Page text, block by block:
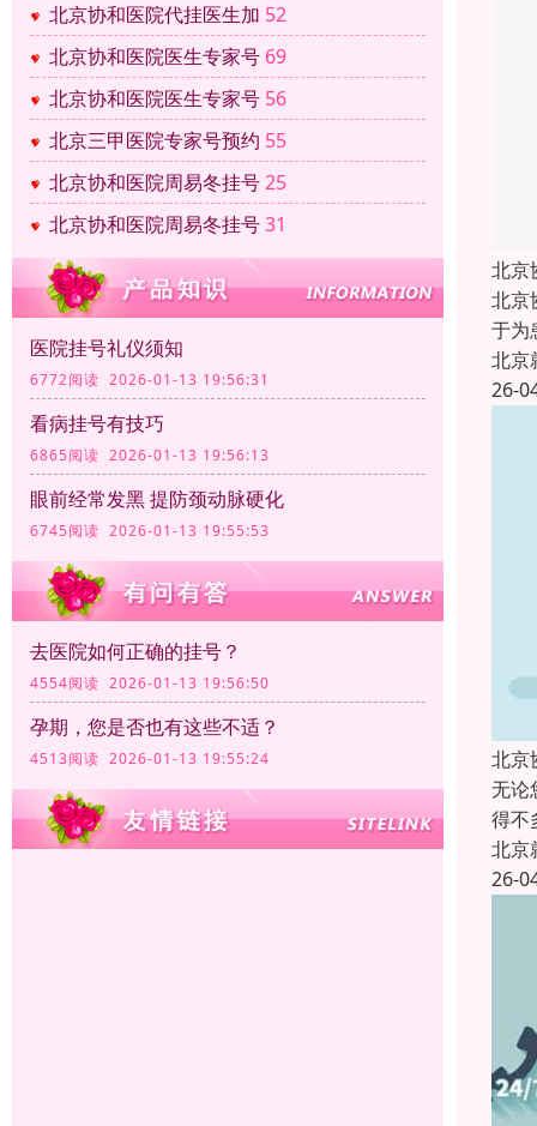
北京协和医院代挂医生加 52
北京协和医院医生专家号 69
北京协和医院医生专家号 56
北京三甲医院专家号预约 55
北京协和医院周易冬挂号25
北京协和医院周易冬挂号31
医院挂号礼仪须知
6772阅读 2026-01-13 19:56:31
看病挂号有技巧
6865阅读 2026-01-13 19:56:13
眼前经常发黑 提防颈动脉硬化
6745阅读 2026-01-13 19:55:53
去医院如何正确的挂号？
4554阅读 2026-01-13 19:56:50
孕期，您是否也有这些不适？
4513阅读 2026-01-13 19:55:24
北京
北京
于为
北京
26-
北京
无论
得不
北京
26-